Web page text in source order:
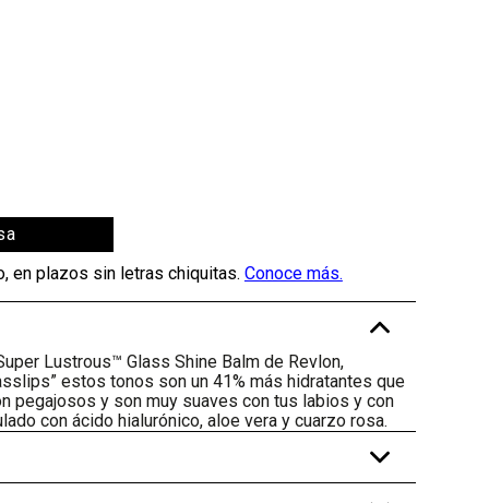
-
Lustrous™ Glass Shine Balm de Revlon,
estos tonos son un 41% más hidratantes que
pegajosos y son muy suaves con tus labios y con
con ácido hialurónico, aloe vera y cuarzo rosa.
+